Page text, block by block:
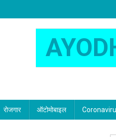
रोजगार ऑटोमोबाइल